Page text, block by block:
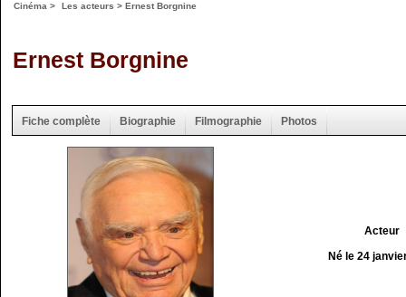
Cinéma > Les acteurs > Ernest Borgnine
Ernest Borgnine
Fiche complète Biographie Filmographie Photos
Acteur
Né le 24